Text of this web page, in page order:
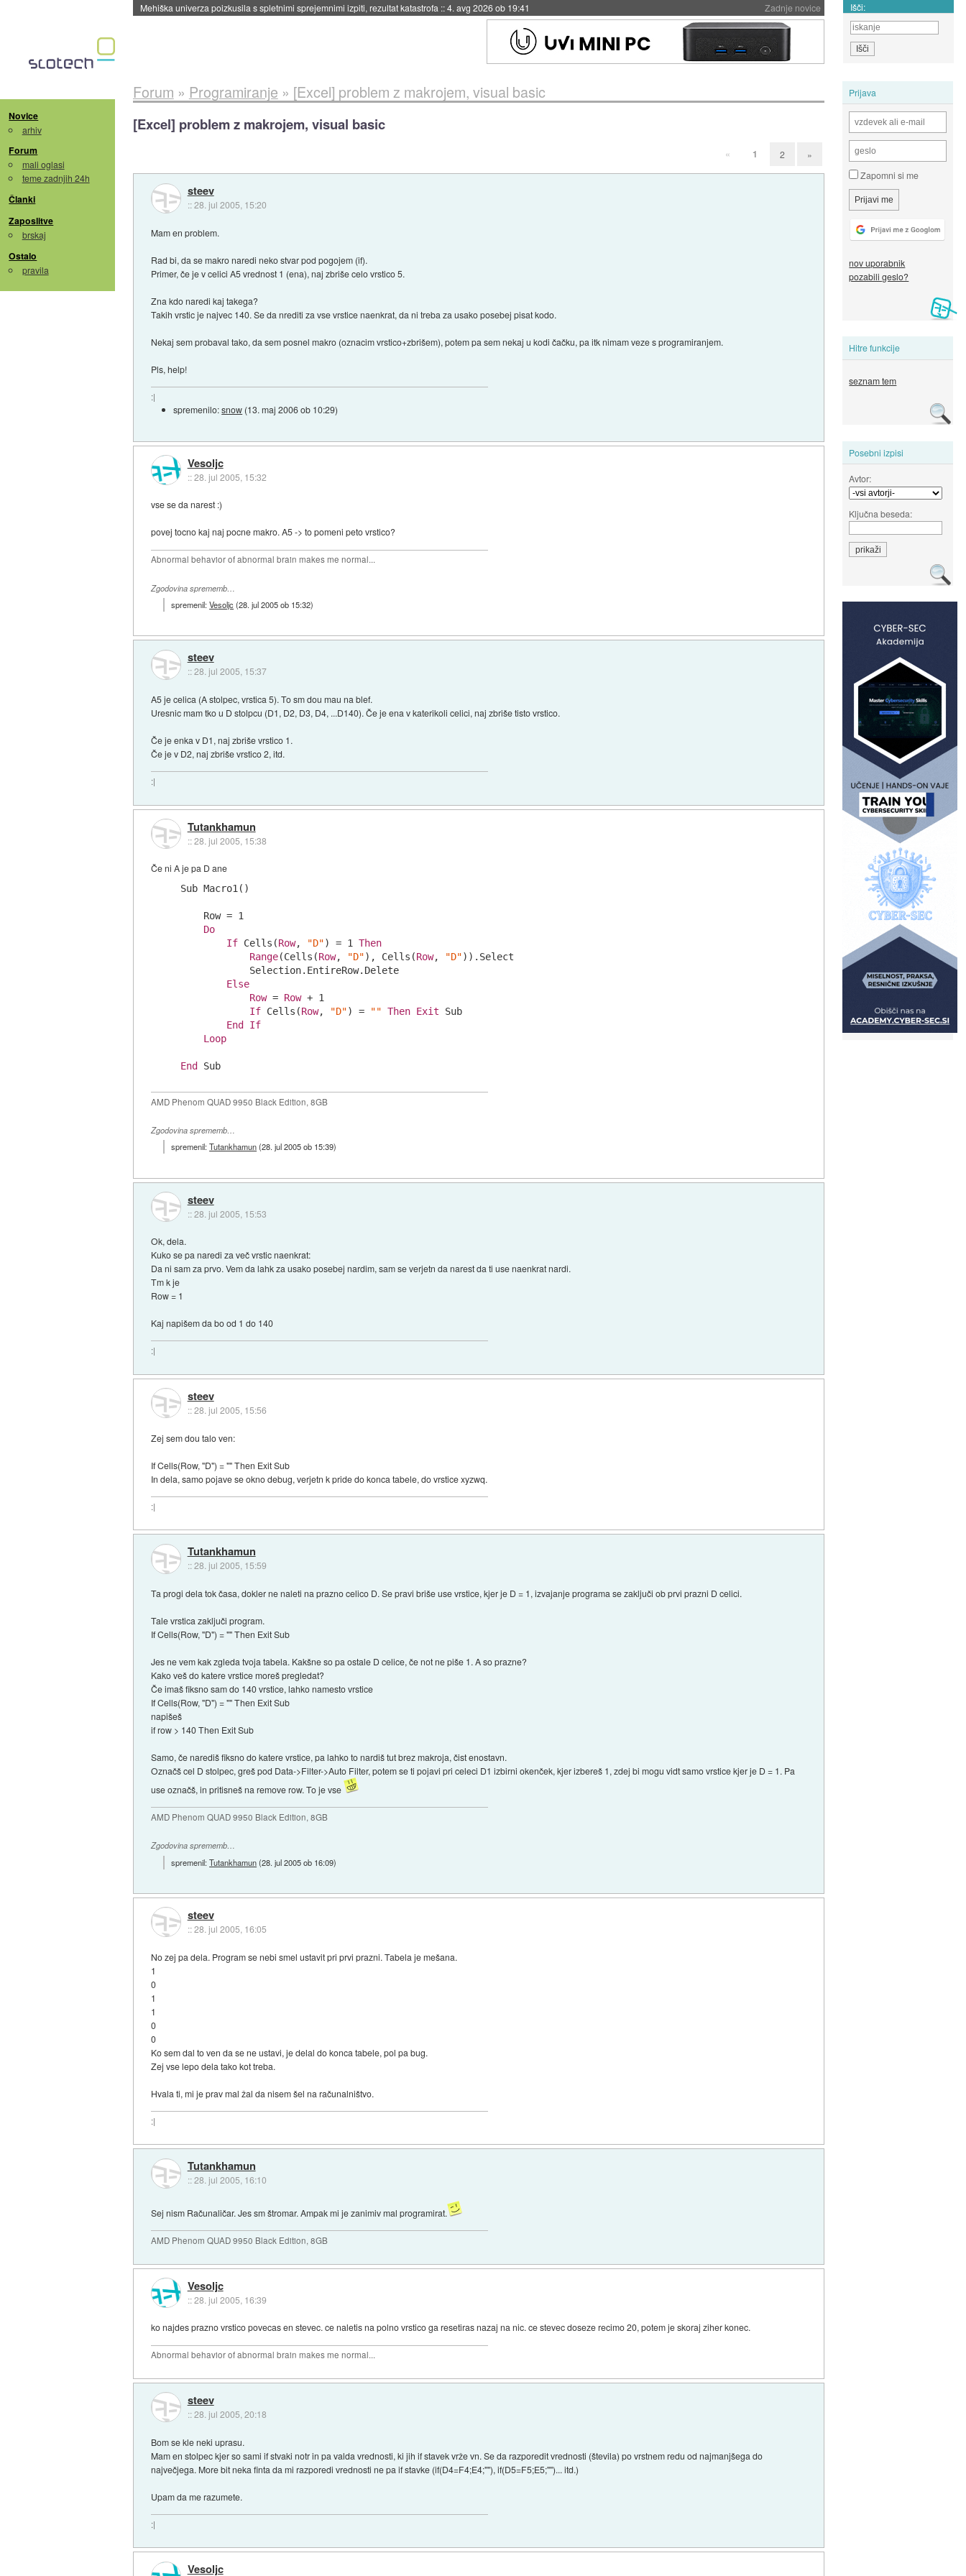
Zadnje novice
Evropska vesoljska agencija razvija svojo raketo za večkratno uporabo::4. avg 2026 ob 19:41 Išči:
Novice
arhiv
Forum
mali oglasi
teme zadnjih 24h
Članki
Zaposlitve
brskaj
Ostalo
pravila
Prijava
Zapomni si me
nov uporabnik
pozabili geslo?
Hitre funkcije
seznam tem
Posebni izpisi
Avtor:
Ključna beseda:
Forum » Programiranje » [Excel] problem z makrojem, visual basic
[Excel] problem z makrojem, visual basic
« 1 2 »
steev
::28. jul 2005, 15:20
Mam en problem.
Rad bi, da se makro naredi neko stvar pod pogojem (if).
Primer, če je v celici A5 vrednost 1 (ena), naj zbriše celo vrstico 5.
Zna kdo naredi kaj takega?
Takih vrstic je najvec 140. Se da nrediti za vse vrstice naenkrat, da ni treba za usako posebej pisat kodo.
Nekaj sem probaval tako, da sem posnel makro (oznacim vrstico+zbrišem), potem pa sem nekaj u kodi čačku, pa itk nimam veze s programiranjem.
Pls, help!
:|
spremenilo:snow (13. maj 2006 ob 10:29)
Vesoljc
::28. jul 2005, 15:32
vse se da narest :)
povej tocno kaj naj pocne makro. A5 -> to pomeni peto vrstico?
Abnormal behavior of abnormal brain makes me normal...
Zgodovina sprememb…
spremenil:Vesoljc(28. jul 2005 ob 15:32)
steev
::28. jul 2005, 15:37
A5 je celica (A stolpec, vrstica 5). To sm dou mau na blef.
Uresnic mam tko u D stolpcu (D1, D2, D3, D4, ...D140). Če je ena v katerikoli celici, naj zbriše tisto vrstico.
Če je enka v D1, naj zbriše vrstico 1.
Če je v D2, naj zbriše vrstico 2, itd.
:|
Tutankhamun
::28. jul 2005, 15:38
Če ni A je pa D ane
Sub Macro1()
    Row = 1
Do
If Cells(Row, "D") = 1 Then
Range(Cells(Row, "D"), Cells(Row, "D")).Select
            Selection.EntireRow.Delete
Else
Row = Row + 1
If Cells(Row, "D") = "" Then Exit Sub
End
If
Loop
End
AMD Phenom QUAD 9950 Black Edition, 8GB
Zgodovina sprememb…
spremenil:Tutankhamun(28. jul 2005 ob 15:39)
steev
::28. jul 2005, 15:53
Ok, dela.
Kuko se pa naredi za več vrstic naenkrat:
Da ni sam za prvo. Vem da lahk za usako posebej nardim, sam se verjetn da narest da ti use naenkrat nardi.
Tm k je
Row = 1
Kaj napišem da bo od 1 do 140
:|
steev
::28. jul 2005, 15:56
Zej sem dou talo ven:
If Cells(Row, "D") = "" Then Exit Sub
In dela, samo pojave se okno debug, verjetn k pride do konca tabele, do vrstice xyzwq.
:|
Tutankhamun
::28. jul 2005, 15:59
Ta progi dela tok časa, dokler ne naleti na prazno celico D. Se pravi briše use vrstice, kjer je D = 1, izvajanje programa se zaključi ob prvi prazni D celici.
Tale vrstica zaključi program.
If Cells(Row, "D") = "" Then Exit Sub
Jes ne vem kak zgleda tvoja tabela. Kakšne so pa ostale D celice, če not ne piše 1. A so prazne?
Kako veš do katere vrstice moreš pregledat?
Če imaš fiksno sam do 140 vrstice, lahko namesto vrstice
If Cells(Row, "D") = "" Then Exit Sub
napišeš
if row > 140 Then Exit Sub
Samo, če narediš fiksno do katere vrstice, pa lahko to nardiš tut brez makroja, čist enostavn.
Označš cel D stolpec, greš pod Data->Filter->Auto Filter, potem se ti pojavi pri celeci D1 izbirni okenček, kjer izbereš 1, zdej bi mogu vidt samo vrstice kjer je D = 1. Pa
use označš, in pritisneš na remove row. To je vse
AMD Phenom QUAD 9950 Black Edition, 8GB
Zgodovina sprememb…
spremenil:Tutankhamun(28. jul 2005 ob 16:09)
steev
::28. jul 2005, 16:05
No zej pa dela. Program se nebi smel ustavit pri prvi prazni. Tabela je mešana.
1
0
1
1
0
0
Ko sem dal to ven da se ne ustavi, je delal do konca tabele, pol pa bug.
Zej vse lepo dela tako kot treba.
Hvala ti, mi je prav mal žal da nisem šel na računalništvo.
:|
Tutankhamun
::28. jul 2005, 16:10
Sej nism Računaličar. Jes sm štromar. Ampak mi je zanimiv mal programirat.
AMD Phenom QUAD 9950 Black Edition, 8GB
Vesoljc
::28. jul 2005, 16:39
ko najdes prazno vrstico povecas en stevec. ce naletis na polno vrstico ga resetiras nazaj na nic. ce stevec doseze recimo 20, potem je skoraj ziher konec.
Abnormal behavior of abnormal brain makes me normal...
steev
::28. jul 2005, 20:18
Bom se kle neki uprasu.
Mam en stolpec kjer so sami if stvaki notr in pa valda vrednosti, ki jih if stavek vrže vn. Se da razporedit vrednosti (števila) po vrstnem redu od najmanjšega do
največjega. More bit neka finta da mi razporedi vrednosti ne pa if stavke (if(D4=F4;E4;""), if(D5=F5;E5;"")... itd.)
Upam da me razumete.
:|
Vesoljc